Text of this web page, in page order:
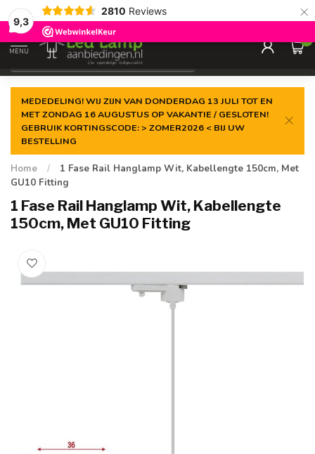
9,3
2810 Reviews ×
Gegarandeerde delaagste prijs
MENU
0
MEDEDELING! WIJ ZIJN VAN DONDERDAG 13 JULI TOT EN
MET ZONDAG 16 AUGUSTUS OP VAKANTIE / GESLOTEN!
GEBRUIK KORTINGSCODE: > ZOMER2026 < BIJ UW
BESTELLING
Home /
1 Fase Rail Hanglamp Wit, Kabellengte 150cm, Met
GU10 Fitting
1 Fase Rail Hanglamp Wit, Kabellengte
150cm, Met GU10 Fitting